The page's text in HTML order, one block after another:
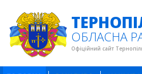
ОБЛАСНА
Офіційний сайт